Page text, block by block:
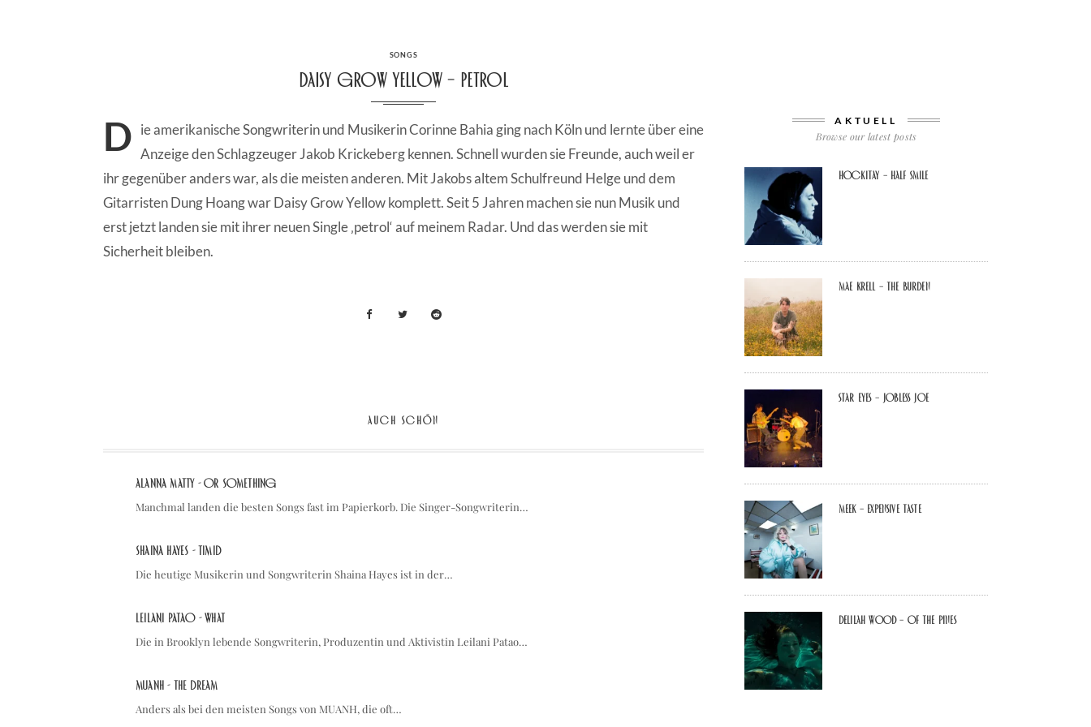
CATEGORIES
SONGS
Daisy Grow Yellow – petrol
D ie amerikanische Songwriterin und Musikerin Corinne Bahia ging nach Köln und lernte über eine
Anzeige den Schlagzeuger Jakob Krickeberg kennen. Schnell wurden sie Freunde, auch weil er
ihr gegenüber anders war, als die meisten anderen. Mit Jakobs altem Schulfreund Helge und dem
Gitarristen Dung Hoang war Daisy Grow Yellow komplett. Seit 5 Jahren machen sie nun Musik und
erst jetzt landen sie mit ihrer neuen Single ‚petrol‘ auf meinem Radar. Und das werden sie mit
Sicherheit bleiben.
AUCH SCHÖN
Alanna Matty - Or Something
Manchmal landen die besten Songs fast im Papierkorb. Die Singer-Songwriterin…
Shaina Hayes - Timid
Die heutige Musikerin und Songwriterin Shaina Hayes ist in der…
Leilani Patao - what
Die in Brooklyn lebende Songwriterin, Produzentin und Aktivistin Leilani Patao…
MUANH - the dream
Anders als bei den meisten Songs von MUANH, die oft…
AKTUELL
Browse our latest posts
Hockitay – half smile
Mae Krell – the burden
Star Eyes – Jobless Joe
MEEK – Expensive Taste
Delilah Wood – of the pines